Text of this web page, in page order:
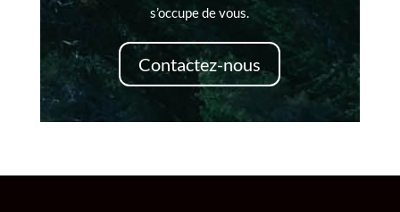
s’occupe de vous.
Contactez-nous